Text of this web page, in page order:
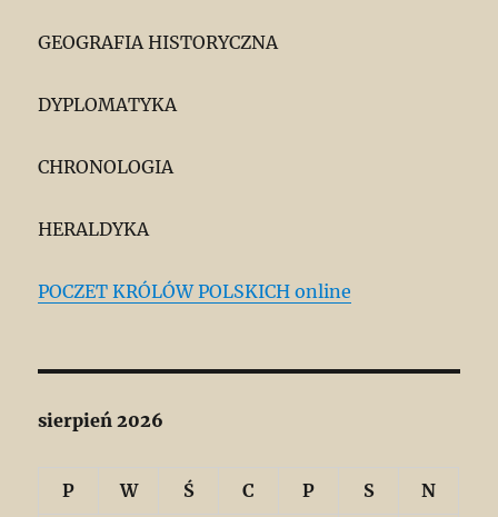
GEOGRAFIA HISTORYCZNA
DYPLOMATYKA
CHRONOLOGIA
HERALDYKA
POCZET KRÓLÓW POLSKICH online
sierpień 2026
P W Ś C P S N